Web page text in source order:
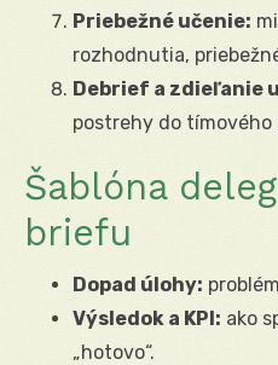
Priebežné učenie:
rozhodnutia,
Debrief a zdieľanie
postrehy do tímového
Šablóna
briefu
Dopad úlohy:
Výsledok a KPI: ako
„hotovo“.